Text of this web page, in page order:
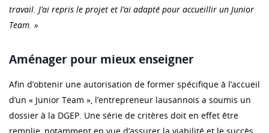
travail. J’ai repris le projet et l’ai adapté pour accueillir un Junior
Team. »
Aménager pour mieux enseigner
Afin d’obtenir une autorisation de former spécifique à l’accueil
d’un « Junior Team », l’entrepreneur lausannois a soumis un
dossier à la DGEP. Une série de critères doit en effet être